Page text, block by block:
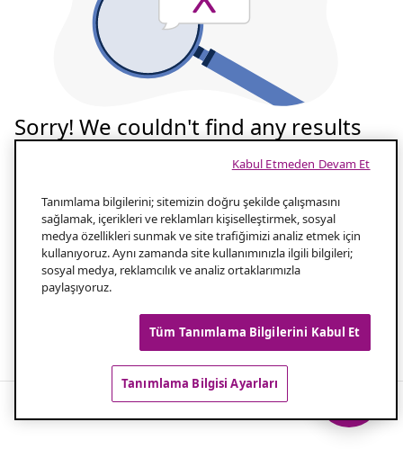
Sorry! We couldn't find any results
Tekrar deneyelim
1.0 Aramanızın yazılışını kontrol edin
2.0 Aramanız için daha az kelime kullanın
Popüler aramalar
Tanımlama bilgilerini; sitemizin doğru şekilde çalışmasını
sağlamak, içerikleri ve reklamları kişiselleştirmek, sosyal
medya özellikleri sunmak ve site trafiğimizi analiz etmek için
kullanıyoruz. Aynı zamanda site kullanımınızla ilgili bilgileri;
sosyal medya, reklamcılık ve analiz ortaklarımızla
paylaşıyoruz.
Tüm Tanımlama Bilgilerini Kabul Et
Tanımlama Bilgisi Ayarları
Kabul Etmeden Devam Et